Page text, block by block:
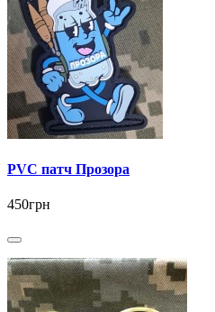
PVC патч Прозора
450грн